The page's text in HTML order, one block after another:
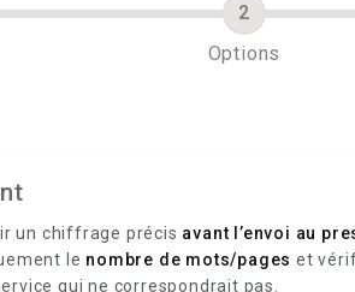
Options
un chiffrage précis avant l’envoi au
le nombre de mots/pages et
qui ne correspondrait pas.